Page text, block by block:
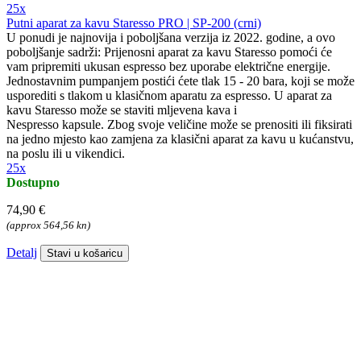
25x
Putni aparat za kavu Staresso PRO | SP-200 (crni)
U ponudi je najnovija i poboljšana verzija iz 2022. godine, a ovo
poboljšanje sadrži: Prijenosni aparat za kavu Staresso pomoći će
vam pripremiti ukusan espresso bez uporabe električne energije.
Jednostavnim pumpanjem postići ćete tlak 15 - 20 bara, koji se može
usporediti s tlakom u klasičnom aparatu za espresso. U aparat za
kavu Staresso može se staviti mljevena kava i
Nespresso kapsule. Zbog svoje veličine može se prenositi ili fiksirati
na jedno mjesto kao zamjena za klasični aparat za kavu u kućanstvu,
na poslu ili u vikendici.
25x
Dostupno
74,90 €
(approx 564,56 kn)
Detalj Stavi u košaricu